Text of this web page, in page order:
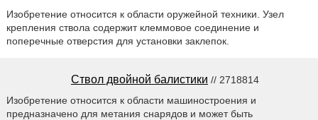
Изобретение относится к области оружейной техники. Узел
крепления ствола содержит клеммовое соединение и
поперечные отверстия для установки заклепок.
Ствол двойной балистики // 2718814
Изобретение относится к области машиностроения и
предназначено для метания снарядов и может быть